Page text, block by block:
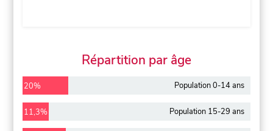
Répartition par âge
20% Population 0-14 ans
11,3% Population 15-29 ans